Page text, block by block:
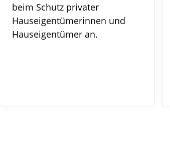
beim Schutz privater
Hauseigentümerinnen und
Hauseigentümer an.